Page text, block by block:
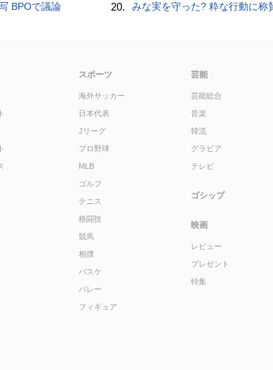
BPOで議論 20. みな実を守った? 粋な行動に称
スポーツ
海外サッカー
日本代表
Jリーグ
プロ野球
MLB
ゴルフ
テニス
格闘技
競馬
相撲
バスケ
バレー
フィギュア
芸能
芸能総合
音楽
韓流
グラビア
テレビ
ゴシップ
映画
レビュー
プレゼント
特集